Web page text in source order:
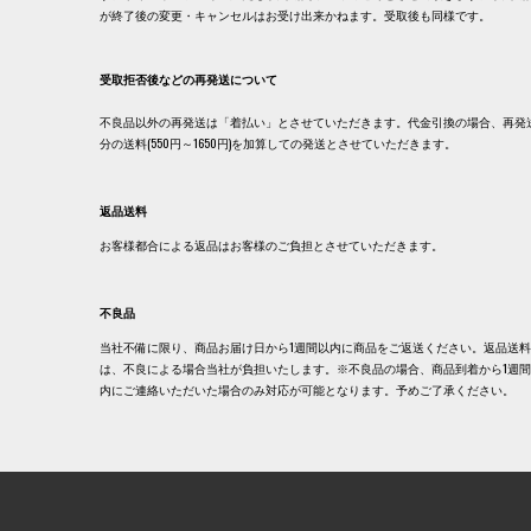
が終了後の変更・キャンセルはお受け出来かねます。受取後も同様です。
受取拒否後などの再発送について
不良品以外の再発送は「着払い」とさせていただきます。代金引換の場合、再発
分の送料(550円～1650円)を加算しての発送とさせていただきます。
返品送料
お客様都合による返品はお客様のご負担とさせていただきます。
不良品
当社不備に限り、商品お届け日から1週間以内に商品をご返送ください。返品送料
は、不良による場合当社が負担いたします。※不良品の場合、商品到着から1週
内にご連絡いただいた場合のみ対応が可能となります。予めご了承ください。